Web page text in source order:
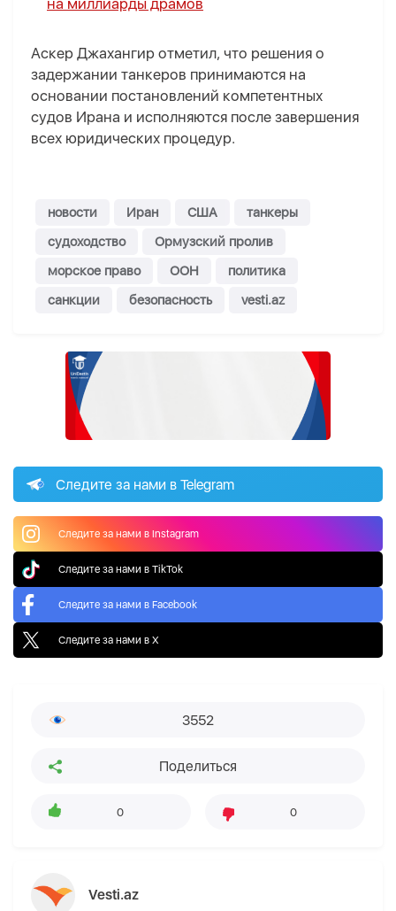
на миллиарды драмов
Аскер Джахангир отметил, что решения о
задержании танкеров принимаются на
основании постановлений компетентных
судов Ирана и исполняются после завершения
всех юридических процедур.
новости Иран США
танкеры
судоходство
Ормузский пролив
морское право
ООН
политика
санкции
безопасность vesti.az
Следите за нами в Telegram
Следите за нами в Instagram
Следите за нами в TikTok
Следите за нами в Facebook
Следите за нами в X
3552
Поделиться
0 0
Vesti.az